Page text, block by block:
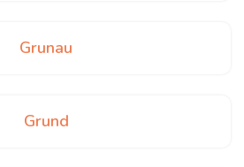
Grunau
Grund